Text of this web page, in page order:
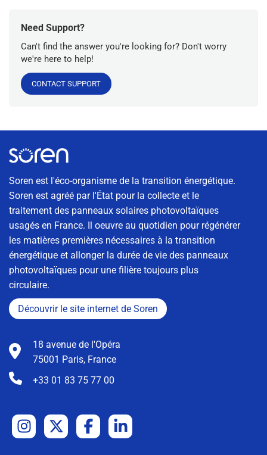
Need Support?
Can't find the answer you're looking for? Don't worry
we're here to help!
CONTACT SUPPORT
Soren est l'éco-organisme de la transition énergétique.
Soren est agréé par l'État pour la collecte et le
traitement des panneaux solaires photovoltaïques
usagés en France. Il oeuvre au quotidien pour régénérer
les matières premières nécessaires à la transition
énergétique et allonger la durée de vie des panneaux
photovoltaïques pour une filière toujours plus
circulaire.
Découvrir le site internet de Soren
18 avenue de l'Opéra
75001 Paris, France
+33 01 83 75 77 00